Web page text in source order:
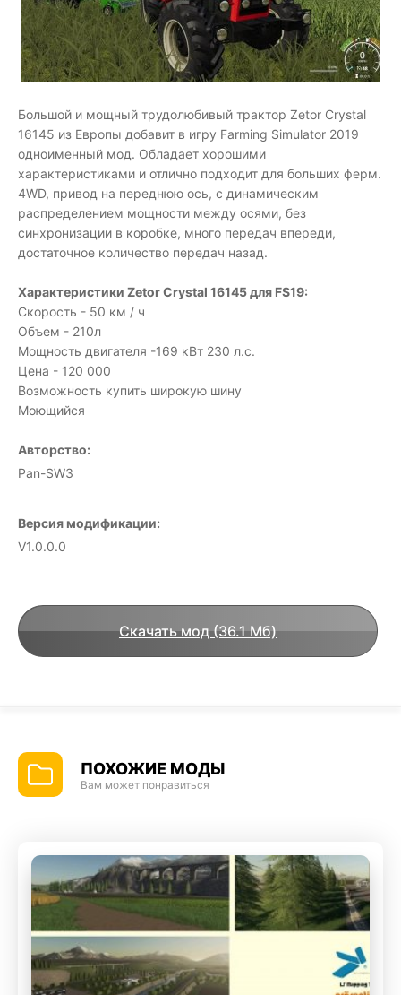
Большой и мощный трудолюбивый трактор Zetor Crystal
16145 из Европы добавит в игру Farming Simulator 2019
одноименный мод. Обладает хорошими
характеристиками и отлично подходит для больших ферм.
4WD, привод на переднюю ось, с динамическим
распределением мощности между осями, без
синхронизации в коробке, много передач впереди,
достаточное количество передач назад.
Характеристики Zetor Crystal 16145 для FS19:
Скорость - 50 км / ч
Объем - 210л
Мощность двигателя -169 кВт 230 л.с.
Цена - 120 000
Возможность купить широкую шину
Моющийся
Авторство:
Pan-SW3
Версия модификации:
V1.0.0.0
Скачать мод (36.1 Мб)
ПОХОЖИЕ МОДЫ
Вам может понравиться